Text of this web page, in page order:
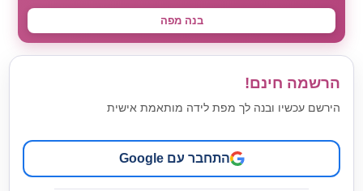
בנה מפה
הרשמה חינם!
הירשם עכשיו ובנה לך מפת לידה מותאמת אישית
התחבר עם Google